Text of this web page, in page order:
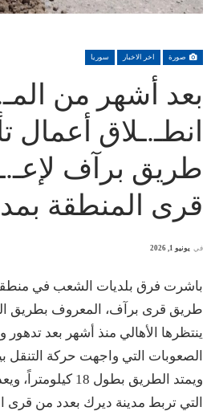
صورة اخر الاخبار سوريا
بعد أشهر من
انطـ.ـلاق أعمال
طريق برآف
قرى المنطقة
في يونيو 1, 2026
باشرت فرق بلديات الشعب في
طريق قرى برآف، المعروف بطريق
ينتظرها الأهالي منذ أشهر بعد تدهور
الصعوبات التي واجهت حركة التنقل
ويمتد الطريق بطول
التي تربط مدينة ديرك بعدد من